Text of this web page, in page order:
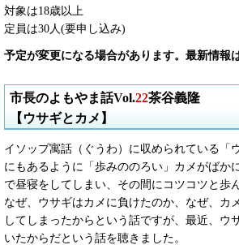
対象は18歳以上
定員は30人(要申し込み)
予定が変更になる場合があります。最新情報
市長のよもやま話Vol.22茶谷義隆
【ウサギとカメ】
イソップ寓話（ぐうわ）に収められている「
にもあるように「歩みののろい」カメがばか
で昼寝をしてしまい、その間にコツコツと歩
なぜ、ウサギはカメに負けたのか、なぜ、カ
してしまったからという話ですが、最近、
いたからだという話を聴きました。